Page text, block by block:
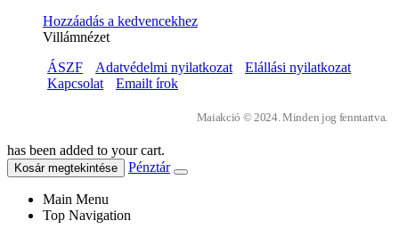
Hozzáadás a kedvencekhez
Villámnézet
ÁSZF
Adatvédelmi nyilatkozat
Elállási nyilatkozat
Kapcsolat
Emailt írok
Maiakció © 2024. Minden jog fenntartva.
has been added to your cart.
Kosár megtekintése Pénztár
Main Menu
Top Navigation